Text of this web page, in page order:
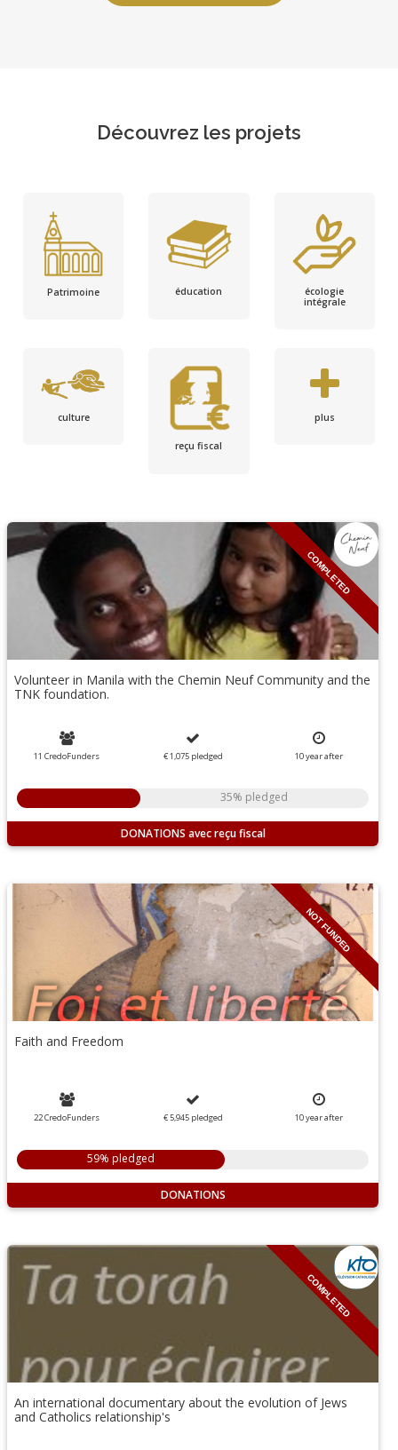
Découvrez les projets
Patrimoine éducation
écologie
intégrale
culture
reçu fiscal
plus
COMPLETED
Volunteer in Manila with the Chemin Neuf Community and the
TNK foundation.
11 CredoFunders € 1,075 pledged 10yearafter
35% pledged
DONATIONS
NOT FUNDED
Faith and Freedom
22 CredoFunders € 5,945 pledged 10yearafter
59% pledged
DONATIONS
COMPLETED
An international documentary about the evolution of Jews
and Catholics relationship's